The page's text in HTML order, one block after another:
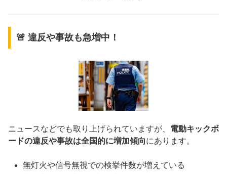
🚨 違反や事故も急増中！
ニュースなどでも取り上げられていますが、 電動キックボ
ードの違反や事故は全国的に増加傾向にあります。
無灯火や信号無視での検挙件数が増えている